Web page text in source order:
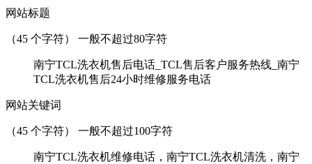
网站标题
（45 个字符） 一般不超过80字符
南宁TCL洗衣机售后电话_TCL售后客户服务热线_南宁
TCL洗衣机售后24小时维修服务电话
网站关键词
（45 个字符） 一般不超过100字符
南宁TCL洗衣机维修电话，南宁TCL洗衣机清洗，南宁